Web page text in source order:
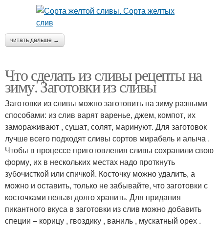
читать дальше →
Что сделать из сливы рецепты на
зиму. Заготовки из сливы
Заготовки из сливы можно заготовить на зиму разными
способами: из слив варят варенье, джем, компот, их
замораживают , сушат, солят, маринуют. Для заготовок
лучше всего подходят сливы сортов мирабель и алыча .
Чтобы в процессе приготовления сливы сохранили свою
форму, их в нескольких местах надо проткнуть
зубочисткой или спичкой. Косточку можно удалить, а
можно и оставить, только не забывайте, что заготовки с
косточками нельзя долго хранить. Для придания
пикантного вкуса в заготовки из слив можно добавить
специи – корицу , гвоздику , ваниль , мускатный орех .